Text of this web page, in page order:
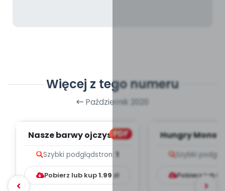
Więcej z tego numeru
Październik 2020
PDF
Nasze barwy ojczyste -
Szybki podglądstron: 1
Pobierz lub kup1.99 zł
Hungry
Szybki
Pobierz lub